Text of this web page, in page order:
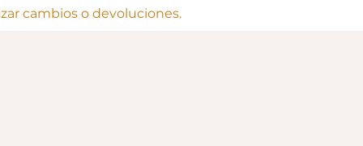
cambios o devoluciones.